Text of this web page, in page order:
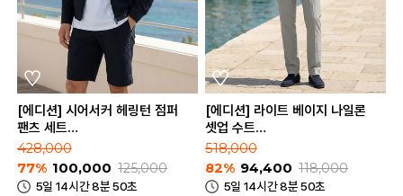
[에디션] 시어서커 헤링턴 점퍼
팬츠 세트
(NEE2JJ1905_NEE2PH1905)
428,000
77% 100,000 125,000
5일 14시간 8분 50초
[에디션] 라이트 베이지 나일론
셋업 수트
518,000
82% 94,400 118,000
5일 14시간 8분 50초